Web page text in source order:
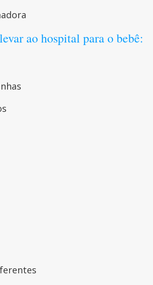
ao hospital para o bebê: